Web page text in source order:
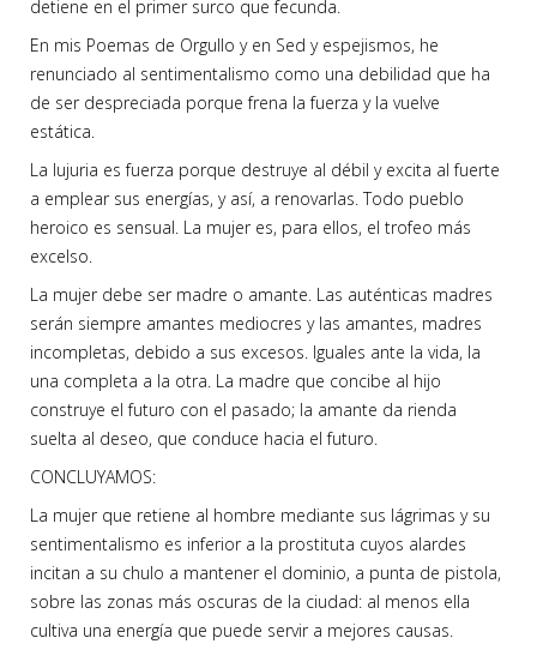
detiene en el primer surco que fecunda.
En mis Poemas de Orgullo y en Sed y espejismos, he
renunciado al sentimentalismo como una debilidad que ha
de ser despreciada porque frena la fuerza y la vuelve
estática.
La lujuria es fuerza porque destruye al débil y excita al fuerte
a emplear sus energías, y así, a renovarlas. Todo pueblo
heroico es sensual. La mujer es, para ellos, el trofeo más
excelso.
La mujer debe ser madre o amante. Las auténticas madres
serán siempre amantes mediocres y las amantes, madres
incompletas, debido a sus excesos. Iguales ante la vida, la
una completa a la otra. La madre que concibe al hijo
construye el futuro con el pasado; la amante da rienda
suelta al deseo, que conduce hacia el futuro.
CONCLUYAMOS:
La mujer que retiene al hombre mediante sus lágrimas y su
sentimentalismo es inferior a la prostituta cuyos alardes
incitan a su chulo a mantener el dominio, a punta de pistola,
sobre las zonas más oscuras de la ciudad: al menos ella
cultiva una energía que puede servir a mejores causas.